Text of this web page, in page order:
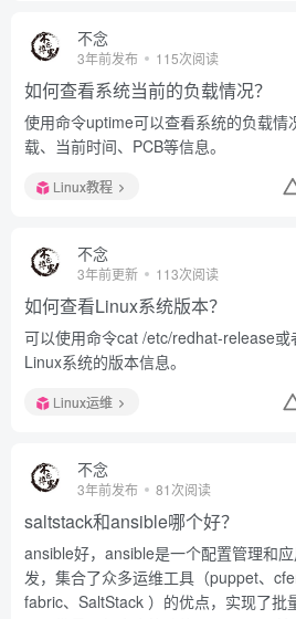
不念
3年前发布 115次阅读
如何查看系统当前的负载情况？
使用命令uptime可以查看系统的负载情
载、当前时间、PCB等信息。
Linux教程
不念
3年前更新 113次阅读
如何查看Linux系统版本？
可以使用命令cat /etc/redhat-release
Linux系统的版本信息。
Linux运维
不念
3年前发布 81次阅读
saltstack和ansible哪个好？
ansible好，ansible是一个配置管理和
发，集合了众多运维工具（puppet、
fabric、SaltStack ）的优点，实现了批